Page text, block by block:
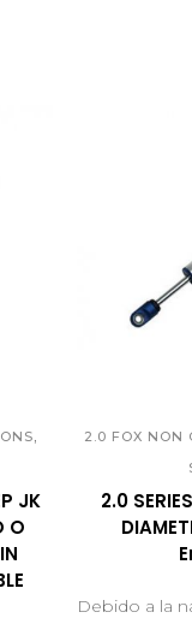
,
JK
O
2.0 FOX NON
2.0
Debido a la